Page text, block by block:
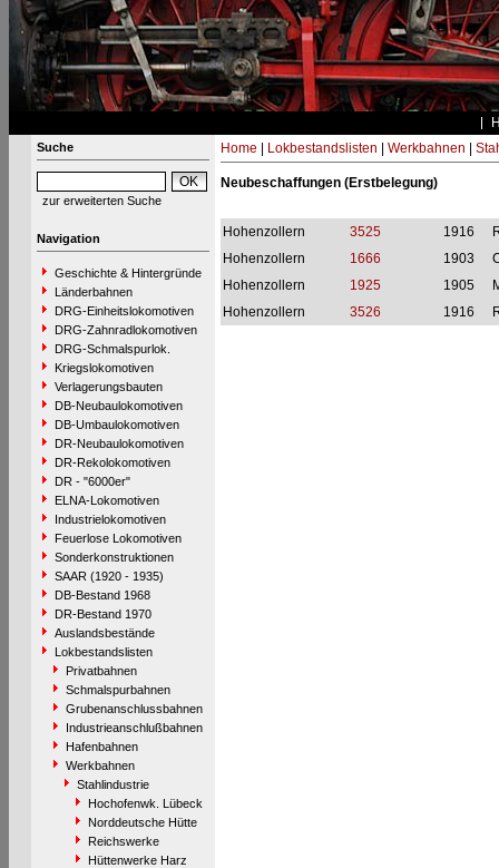
Suche
zur erweiterten Suche
Navigation
Geschichte & Hintergründe
Länderbahnen
DRG-Einheitslokomotiven
DRG-Zahnradlokomotiven
DRG-Schmalspurlok.
Kriegslokomotiven
Verlagerungsbauten
DB-Neubaulokomotiven
DB-Umbaulokomotiven
DR-Neubaulokomotiven
DR-Rekolokomotiven
DR - "6000er"
ELNA-Lokomotiven
Industrielokomotiven
Feuerlose Lokomotiven
Sonderkonstruktionen
SAAR (1920 - 1935)
DB-Bestand 1968
DR-Bestand 1970
Auslandsbestände
Lokbestandslisten
Privatbahnen
Schmalspurbahnen
Grubenanschlussbahnen
Industrieanschlußbahnen
Hafenbahnen
Werkbahnen
Stahlindustrie
Hochofenwk. Lübeck
Norddeutsche Hütte
Reichswerke
Hüttenwerke Harz
Home Lokbestandslisten Werkbahnen
Neubeschaffungen (Erstbelegung)
Hohenzollern 3525 1916
Hohenzollern
1666 1903
Hohenzollern
1925 1905
Hohenzollern
3526 1916